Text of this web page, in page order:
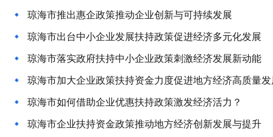
琼海市推出惠企政策推动企业创新与可持续发展
琼海市出台中小企业发展扶持政策促进经济多元化发展
琼海市落实政府扶持中小企业政策刺激经济发展新动能
琼海市加大企业政策扶持资金力度促进地方经济高质量
琼海市如何借助企业优惠扶持政策激发经济活力？
琼海市企业扶持资金政策推动地方经济创新发展与提升